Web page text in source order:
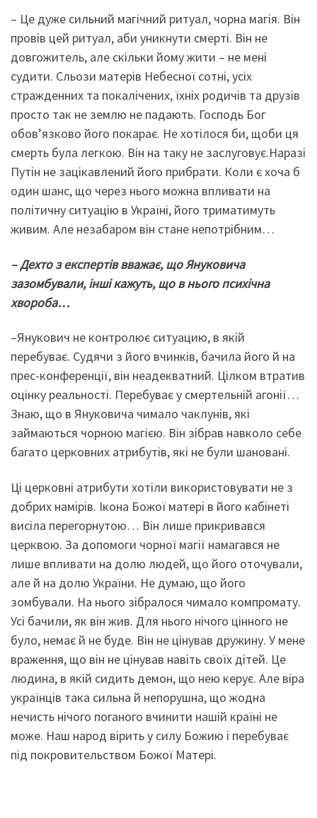
– Це дуже сильний магічний ритуал, чорна магія. Він
провів цей ритуал, аби уникнути смерті. Він не
довгожитель, але скільки йому жити – не мені
судити. Сльози матерів Небесної сотні, усіх
стражденних та покалічених, їхніх родичів та друзів
просто так не землю не падають. Господь Бог
обов’язково його покарає. Не хотілося би, щоби ця
смерть була легкою. Він на таку не заслуговує.Наразі
Путін не зацікавлений його прибрати. Коли є хоча б
один шанс, що через нього можна впливати на
політичну ситуацію в Україні, його триматимуть
живим. Але незабаром він стане непотрібним…
– Дехто з експертів вважає, що Януковича
зазомбували, інші кажуть, що в нього психічна
хвороба…
–Янукович не контролює ситуацию, в якій
перебуває. Судячи з його вчинків, бачила його й на
прес-конференції, він неадекватний. Цілком втратив
оцінку реальності. Перебуває у смертельній агонії…
Знаю, що в Януковича чимало чаклунів, які
займаються чорною магією. Він зібрав навколо себе
багато церковних атрибутів, які не були шановані.
Ці церковні атрибути хотіли використовувати не з
добрих намірів. Ікона Божої матері в його кабінеті
висіла перегорнутою… Він лише прикривався
церквою. За допомоги чорної магії намагався не
лише впливати на долю людей, що його оточували,
але й на долю України. Не думаю, що його
зомбували. На нього зібралося чимало компромату.
Усі бачили, як він жив. Для нього нічого цінного не
було, немає й не буде. Він не цінував дружину. У мене
враження, що він не цінував навіть своїх дітей. Це
людина, в якій сидить демон, що нею керує. Але віра
українців така сильна й непорушна, що жодна
нечисть нічого поганого вчинити нашій країні не
може. Наш народ вірить у силу Божию і перебуває
під покровительством Божої Матері.